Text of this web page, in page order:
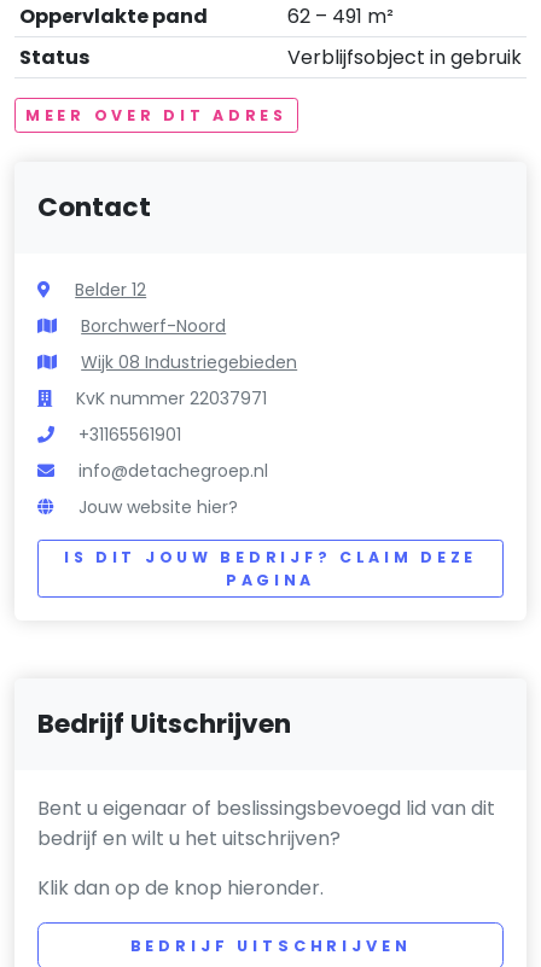
Oppervlakte pand
62 – 491 m²
Status
Verblijfsobject in gebruik
MEER OVER DIT ADRES
Contact
Belder 12
Borchwerf-Noord
Wijk 08 Industriegebieden
KvK nummer 22037971
+31165561901
info@detachegroep.nl
Jouw website hier?
IS DIT JOUW BEDRIJF? CLAIM DEZE
PAGINA
Bedrijf Uitschrijven
Bent u eigenaar of beslissingsbevoegd lid van dit
bedrijf en wilt u het uitschrijven?
Klik dan op de knop hieronder.
BEDRIJF UITSCHRIJVEN